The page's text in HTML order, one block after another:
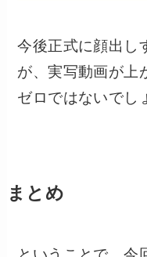
今後正式に顔出し
が、実写動画が上
ゼロではないでし
まとめ